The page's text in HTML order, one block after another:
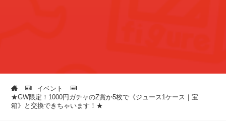
イベント
★GW限定！1000円ガチャのZ賞か5枚で《ジュース1ケース｜宝
箱》と交換できちゃいます！★